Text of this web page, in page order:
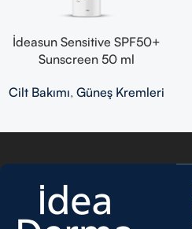
İdeasun Sensitive SPF50+
Sunscreen 50 ml
Cilt Bakımı, Güneş Kremleri